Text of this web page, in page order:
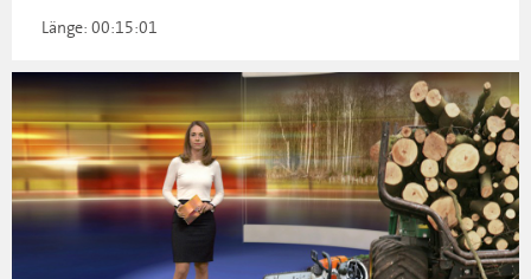
Länge: 00:15:01